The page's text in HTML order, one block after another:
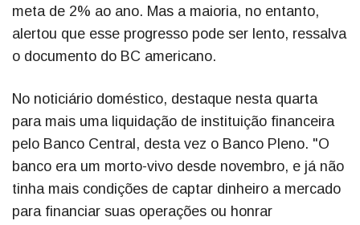
meta de 2% ao ano. Mas a maioria, no entanto,
alertou que esse progresso pode ser lento, ressalva
o documento do BC americano.
No noticiário doméstico, destaque nesta quarta
para mais uma liquidação de instituição financeira
pelo Banco Central, desta vez o Banco Pleno. "O
banco era um morto-vivo desde novembro, e já não
tinha mais condições de captar dinheiro a mercado
para financiar suas operações ou honrar